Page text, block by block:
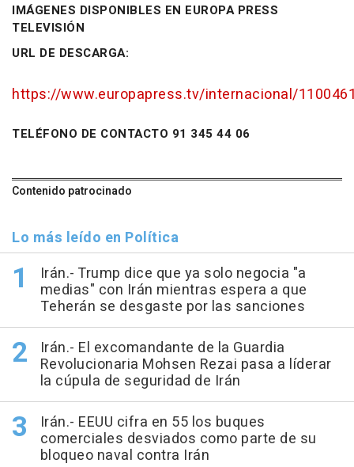
IMÁGENES DISPONIBLES EN EUROPA PRESS
TELEVISIÓN
URL DE DESCARGA:
https://www.europapress.tv/internacional/
TELÉFONO DE CONTACTO 91 345 44 06
Contenido patrocinado
Lo más leído en Política
Irán.- Trump dice que ya solo negocia "a
medias" con Irán mientras espera a que
Teherán se desgaste por las sanciones
Irán.- El excomandante de la Guardia
Revolucionaria Mohsen Rezai pasa a líderar
la cúpula de seguridad de Irán
Irán.- EEUU cifra en 55 los buques
comerciales desviados como parte de su
bloqueo naval contra Irán